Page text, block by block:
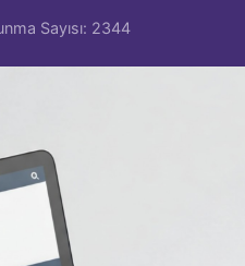
Sayısı: 2344